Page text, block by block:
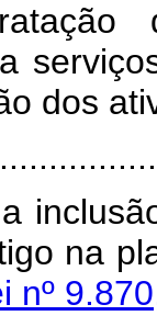
dos
na
nº